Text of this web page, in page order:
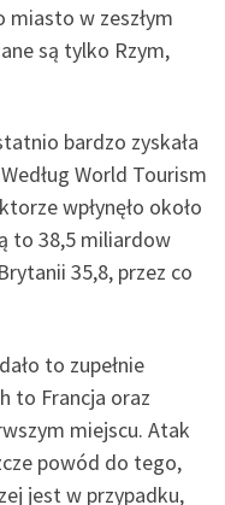
miasto w zeszłym
są tylko Rzym,
bardzo zyskała
World Tourism
wpłynęło około
to 38,5 miliardow
35,8, przez co
to zupełnie
to Francja oraz
miejscu. Atak
powód do tego,
jest w przypadku,